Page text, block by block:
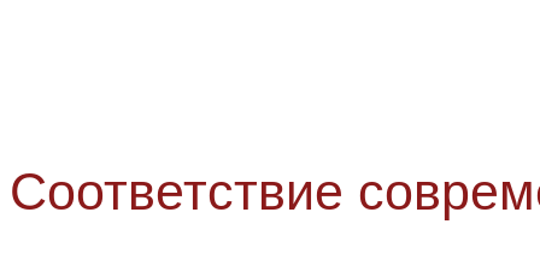
Соответствие